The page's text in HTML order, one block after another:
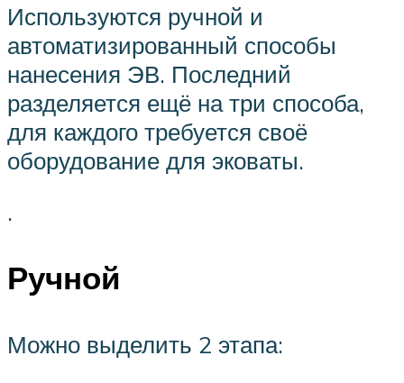
Используются ручной и
автоматизированный способы
нанесения ЭВ. Последний
разделяется ещё на три способа,
для каждого требуется своё
оборудование для эковаты.
.
Ручной
Можно выделить 2 этапа: